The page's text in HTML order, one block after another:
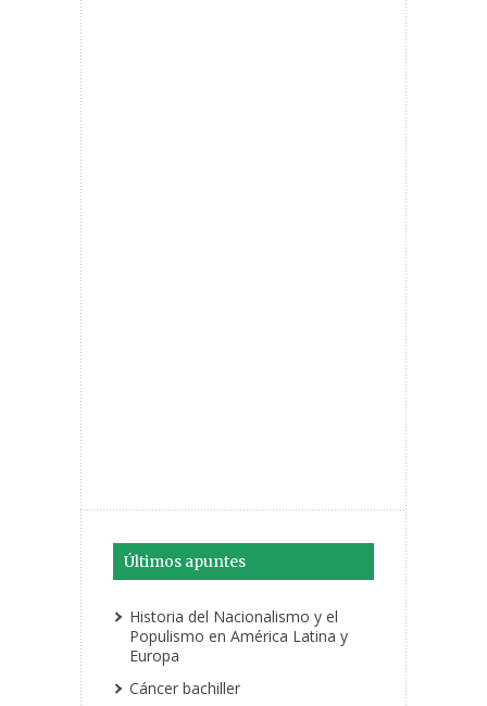
Últimos apuntes
Historia del Nacionalismo y el
Populismo en América Latina y
Europa
Cáncer bachiller